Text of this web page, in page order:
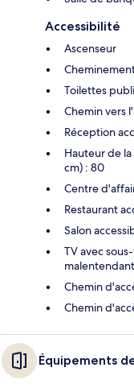
Accessibilité
Ascenseur
Toilettes
Chemin vers
Réception
Hauteur de
cm) : 80
Centre
Restaurant
Salon
TV avec
Chemin
Chemin
Équipements